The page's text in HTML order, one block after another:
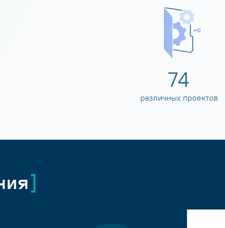
80
различных проектов